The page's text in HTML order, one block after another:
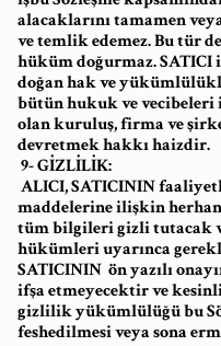
alacaklarını tamamen
ve temlik edemez. Bu tür
hüküm doğurmaz. SATICI
doğan hak ve
bütün hukuk ve
olan kuruluş, firma ve
devretmek hakkı haizdir.
9- GİZLİLİK:
ALICI, SATICININ
maddelerine ilişkin
tüm bilgileri gizli tutacak
hükümleri uyarınca
SATICININ ön yazılı
ifşa etmeyecektir ve
gizlilik yükümlülüğü bu
feshedilmesi veya sona